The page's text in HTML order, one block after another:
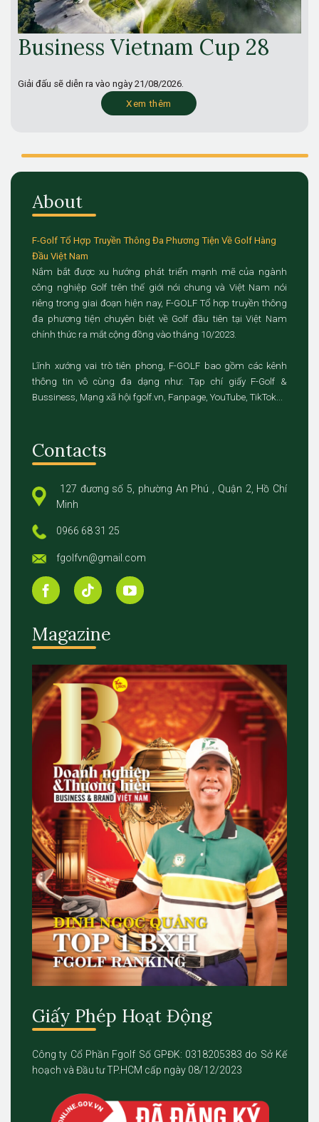
Business Vietnam Cup 28
Giải đấu sẽ diễn ra vào ngày 21/08/2026.
Xem thêm
About
F-Golf Tổ Hợp Truyền Thông Đa Phương Tiện Về Golf Hàng
Đầu Việt Nam
Nắm bắt được xu hướng phát triển mạnh mẽ của ngành
công nghiệp Golf trên thế giới nói chung và Việt Nam nói
riêng trong giai đoạn hiện nay, F-GOLF Tổ hợp truyền thông
đa phương tiện chuyên biệt về Golf đầu tiên tại Việt Nam
chính thức ra mắt cộng đồng vào tháng 10/2023.
Lĩnh xướng vai trò tiên phong, F-GOLF bao gồm các kênh
thông tin vô cùng đa dạng như: Tạp chí giấy F-Golf &
Bussiness, Mạng xã hội fgolf.vn, Fanpage, YouTube, TikTok...
Contacts
127 đương số 5, phường An Phú , Quận 2, Hồ Chí
Minh
0966 68 31 25
fgolfvn@gmail.com
Magazine
Giấy Phép Hoạt Động
Công ty Cổ Phần Fgolf Số GPĐK: 0318205383 do Sở Kế
hoạch và Đầu tư TP.HCM cấp ngày 08/12/2023